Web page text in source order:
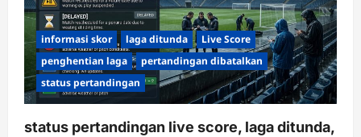
informasi skor laga ditunda
Live Score
penghentian laga
pertandingan dibatalkan
status pertandingan
status pertandingan live score, laga ditunda,